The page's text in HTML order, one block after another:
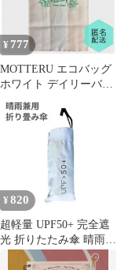
¥ 777
MOTTERU エコバッグ
ホワイト デイリーバッ
ッテル
¥ 820
超軽量 UPF50+ 完全遮
光 折りたたみ傘 晴雨兼
用 コンパクト ライトブ